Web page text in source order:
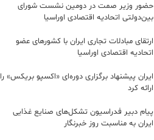
حضور وزیر صمت در دومین نشست شورای
بین‌دولتی اتحادیه اقتصادی اوراسیا
ارتقای مبادلات تجاری ایران با کشورهای عضو
اتحادیه اقتصادی اوراسیا
ایران پیشنهاد برگزاری دوره‌ای «اکسپو بریکس» را
ارائه کرد
پیام دبیر فدراسیون تشکل‌های صنایع غذایی
ایران به مناسبت روز خبرنگار